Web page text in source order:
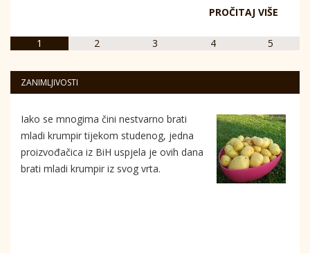
PROČITAJ VIŠE
1 2 3 4 5
ZANIMLJIVOSTI
Iako se mnogima čini nestvarno brati
mladi krumpir tijekom studenog, jedna
proizvođačica iz BiH uspjela je ovih dana
brati mladi krumpir iz svog vrta.